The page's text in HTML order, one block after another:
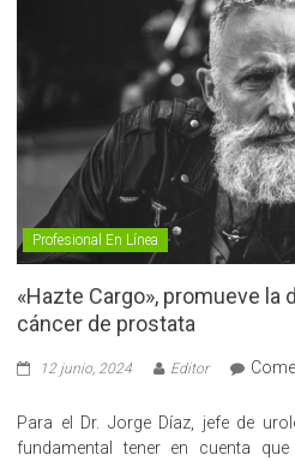
Profesional En Línea
«Hazte Cargo», promueve
cáncer de prostata
12 junio, 2024 Editor
Para el Dr. Jorge Díaz, jefe de
fundamental tener en cuenta